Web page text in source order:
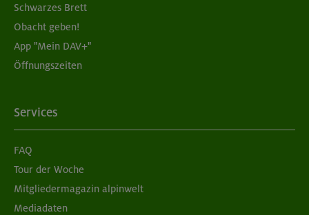
Schwarzes Brett
Obacht geben!
App "Mein DAV+"
Öffnungszeiten
Services
FAQ
Tour der Woche
Mitgliedermagazin alpinwelt
Mediadaten